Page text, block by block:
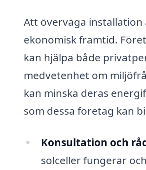
Att överväga installation
ekonomisk framtid.
kan hjälpa både
medvetenhet om
kan minska deras
som dessa företag kan
Konsultation och
solceller fungerar